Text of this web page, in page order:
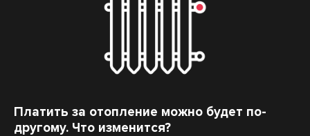
Платить за отопление можно будет по-
другому. Что изменится?